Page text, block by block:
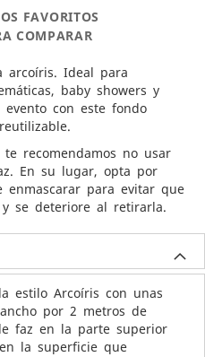
FAVORITOS
COMPARAR
arcoíris. Ideal para
baby showers y
con este fondo
recomendamos no usar
En su lugar, opta por
para evitar que
se deteriore al retirarla.
estilo Arcoíris con unas
por 2 metros de
faz en la parte superior
la superficie que